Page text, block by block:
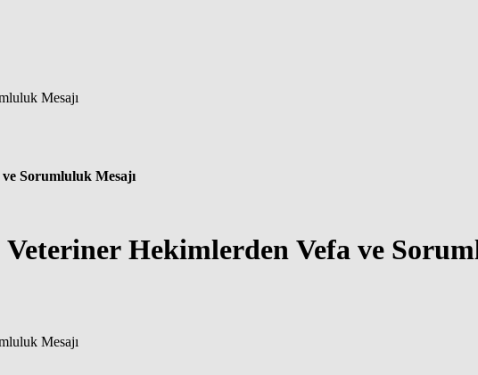
Sorumluluk Mesajı
Hekimlerden Vefa ve